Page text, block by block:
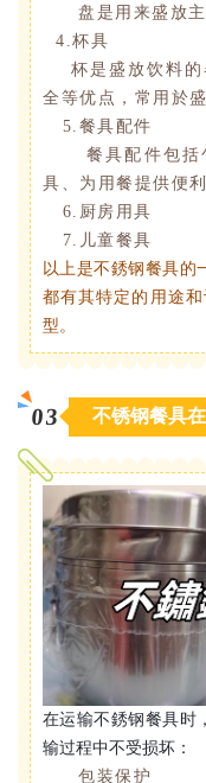
盘是用来盛放
4.杯具
杯是盛放饮料的
全等优点，常用於
5.餐具配件
餐具配件包括勺
具、为用餐提供便利
6.厨房用具
7.儿童餐具
以上是不銹钢餐具的
都有其特定的用途
型。
03 不锈钢餐具
在运输不銹钢餐具时
输过程中不受损坏：
包装保护